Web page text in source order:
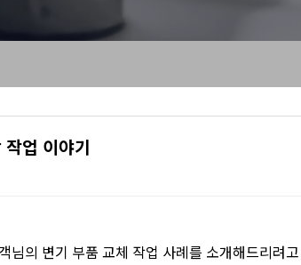
구 작업
대 작업
업 이야기
님의 변기 부품 교체 작업 사례를 소개해드리려